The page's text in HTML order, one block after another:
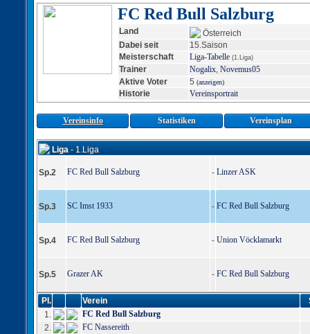
FC Red Bull Salzburg
Land
Österreich
Dabei seit
15.Saison
Meisterschaft
Liga-Tabelle (1.Liga)
Trainer Nogalix, Novemus05
Aktive Voter
5 (anzeigen)
Historie Vereinsportrait
Vereinsinfo Statistiken Vereinsplan
Liga- 1.Liga
Sp.2 FC Red Bull Salzburg - Linzer ASK
Sp.3 SC Imst 1933 - FC Red Bull Salzburg
Sp.4 FC Red Bull Salzburg - Union Vöcklamarkt
Sp.5 Grazer AK - FC Red Bull Salzburg
Pl. Verein
1.
FC Red Bull Salzburg
2.
FC Nassereith